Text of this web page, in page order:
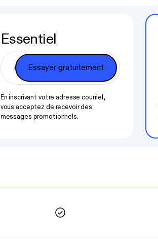
Essentiel
En inscrivant votre adresse courriel,
vous acceptez de recevoir des
messages promotionnels.